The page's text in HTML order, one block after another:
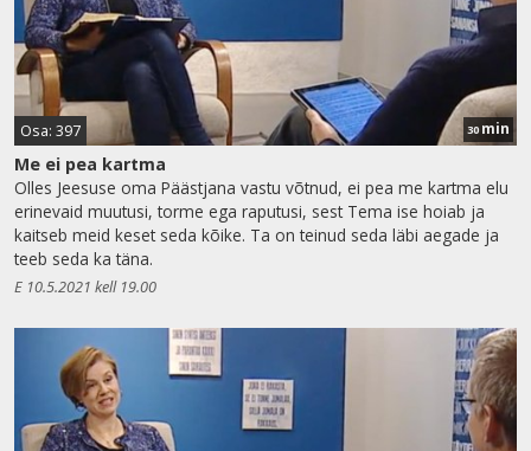
Osa: 397 30 min
Me ei pea kartma
Olles Jeesuse oma Päästjana vastu võtnud, ei pea me kartma elu
erinevaid muutusi, torme ega raputusi, sest Tema ise hoiab ja
kaitseb meid keset seda kõike. Ta on teinud seda läbi aegade ja
teeb seda ka täna.
E 10.5.2021 kell 19.00